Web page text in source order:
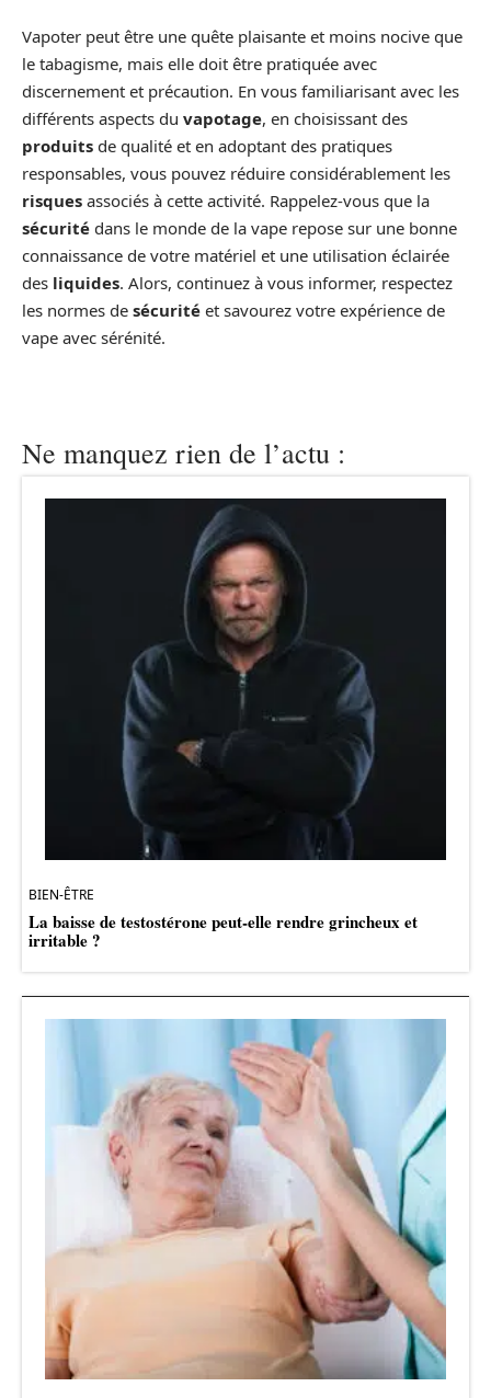
Vapoter peut être une quête plaisante et moins nocive que
le tabagisme, mais elle doit être pratiquée avec
discernement et précaution. En vous familiarisant avec les
différents aspects du vapotage, en choisissant des
produits de qualité et en adoptant des pratiques
responsables, vous pouvez réduire considérablement les
risques associés à cette activité. Rappelez-vous que la
sécurité dans le monde de la vape repose sur une bonne
connaissance de votre matériel et une utilisation éclairée
des liquides. Alors, continuez à vous informer, respectez
les normes de sécurité et savourez votre expérience de
vape avec sérénité.
Ne manquez rien de l’actu :
BIEN-ÊTRE
La baisse de testostérone peut-elle rendre grincheux et
irritable ?